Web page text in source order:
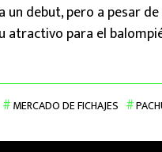
debut, pero a pesar
atractivo para el
MERCADO DE FICHAJES